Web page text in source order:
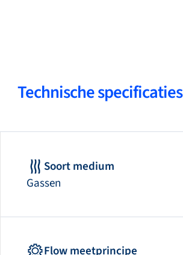
Technische specificaties
Soort medium
Gassen
Flow meetprincipe